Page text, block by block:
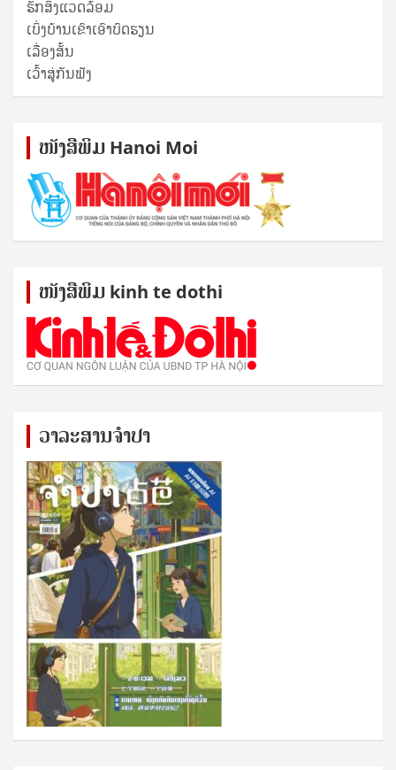
ຮັກສິ່ງແວດລ້ອມ
ເບິ່ງບ້ານເຂົາເອົາບົດຮຽນ
ເລື່ອງສັ້ນ
ເວົ້າສູ່ກັນຟັງ
ໜັງ​ສື​ພິມ Hanoi Moi
ໜັງ​ສື​ພິມ kinh te dothi
ວາລະສານຈຳປາ